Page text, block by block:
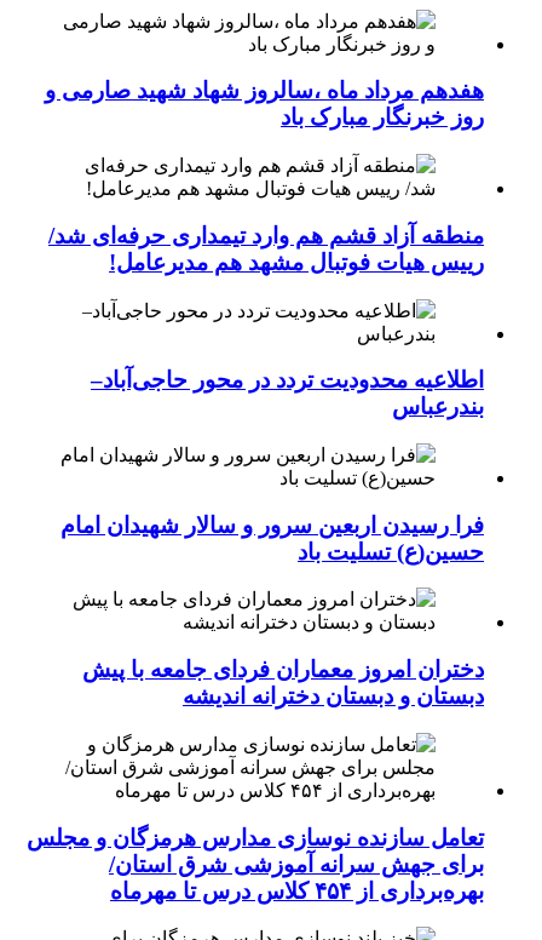
هفدهم مرداد ماه ،سالروز شهاد شهید صارمی و
روز خبرنگار مبارک باد
منطقه آزاد قشم هم وارد تیمداری حرفه‌ای شد/
رییس هیات فوتبال مشهد هم مدیرعامل!
اطلاعیه محدودیت تردد در محور حاجی‌آباد–
بندرعباس
فرا رسیدن اربعین سرور و سالار شهیدان امام
حسین(ع) تسلیت باد
دختران امروز معماران فردای جامعه با پیش
دبستان و دبستان دخترانه اندیشه
تعامل سازنده نوسازی مدارس هرمزگان و مجلس
برای جهش سرانه آموزشی شرق استان/
بهره‌برداری از ۴۵۴ کلاس درس تا مهرماه